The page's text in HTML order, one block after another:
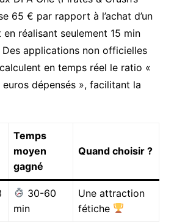
65 € par rapport à l’achat d’un
réalisant seulement 15 min
Des applications non officielles
en temps réel le ratio «
dépensés », facilitant la
Temps
moyen
gagné
Quand choisir ?
30-60
min
Une attraction
fétiche